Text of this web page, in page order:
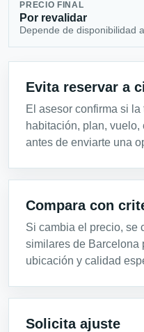
PRECIO FINAL
Por revalidar
Depende de disponibilidad
Evita reservar a
El asesor confirma si
habitación, plan,
antes de enviarte una
Compara con
Si cambia el precio, se
similares de Barcelona
ubicación y calidad
Solicita ajuste